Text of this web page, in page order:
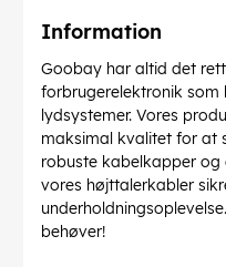
Information
Goobay har altid det
forbrugerelektronik
lydsystemer. Vores
maksimal kvalitet for at
robuste kabelkapper og
vores højttalerkabler
behøver!